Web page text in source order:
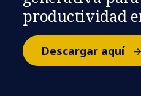
productividad
Descargar aquí